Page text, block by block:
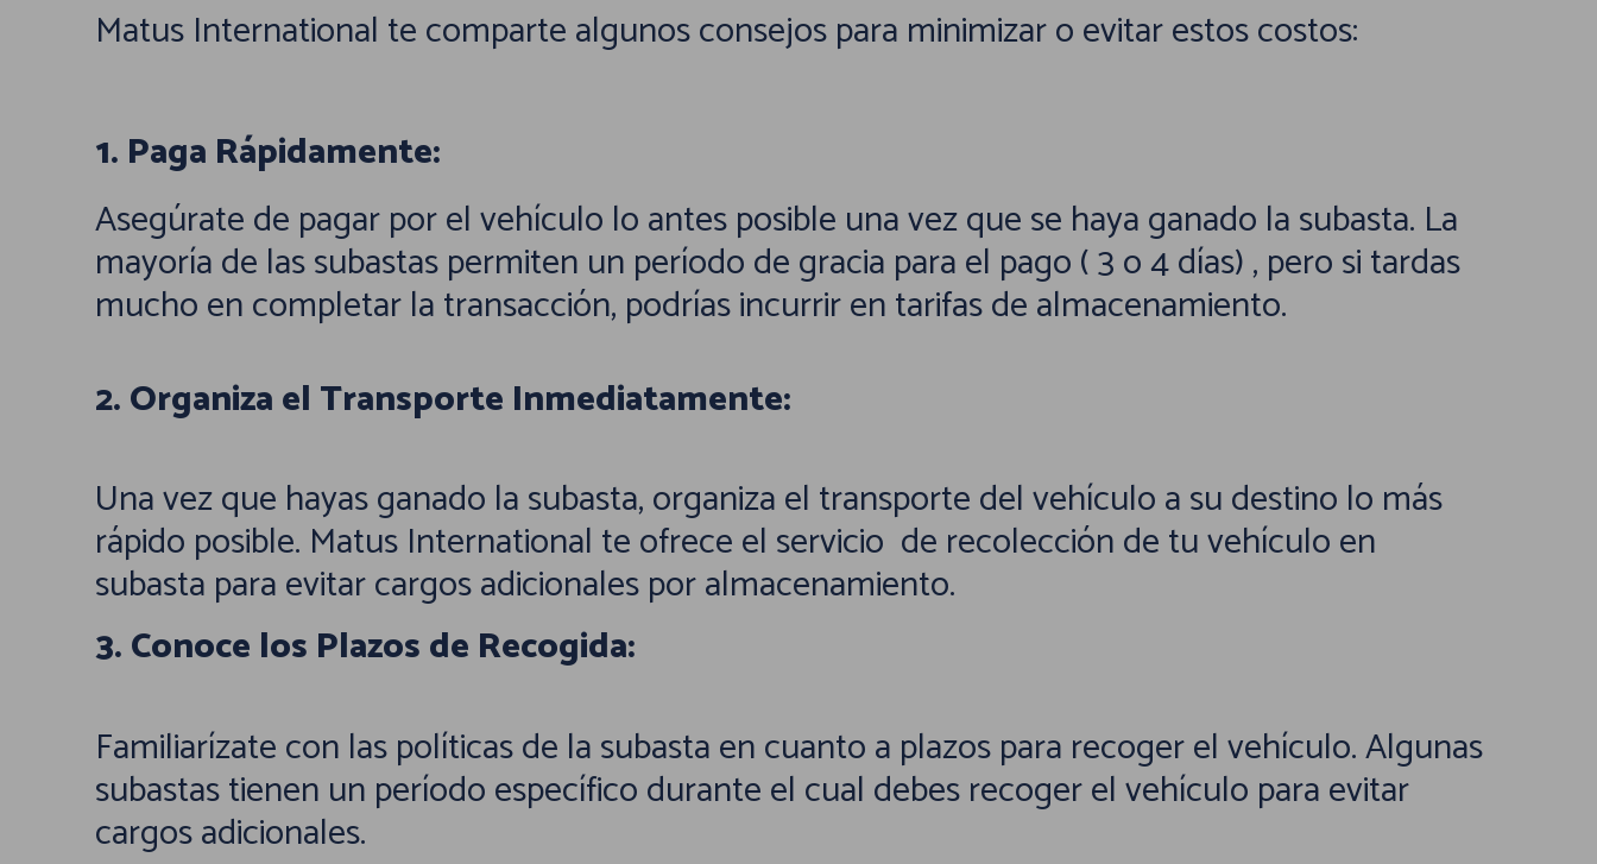
Matus International te comparte algunos consejos para minimizar o evitar estos costos:
1. Paga Rápidamente:
Asegúrate de pagar por el vehículo lo antes posible una vez que se haya ganado la subasta. La
mayoría de las subastas permiten un período de gracia para el pago ( 3 o 4 días) , pero si tardas
mucho en completar la transacción, podrías incurrir en tarifas de almacenamiento.
2. Organiza el Transporte Inmediatamente:
Una vez que hayas ganado la subasta, organiza el transporte del vehículo a su destino lo más
rápido posible. Matus International te ofrece el servicio de recolección de tu vehículo en
subasta para evitar cargos adicionales por almacenamiento.
3. Conoce los Plazos de Recogida:
Familiarízate con las políticas de la subasta en cuanto a plazos para recoger el vehículo. Algunas
subastas tienen un período específico durante el cual debes recoger el vehículo para evitar
cargos adicionales.